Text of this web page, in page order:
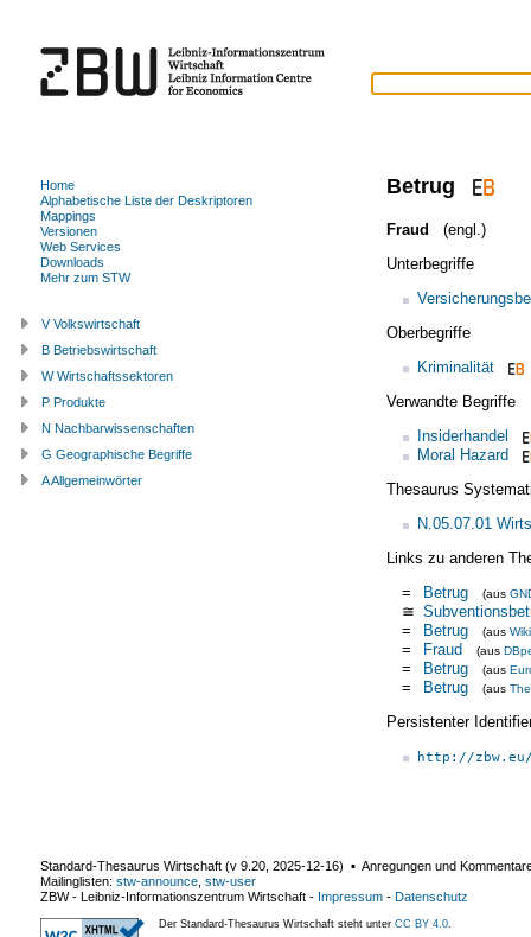
Betrug
Fraud
(engl.)
Unterbegriffe
Oberbegriffe
Kriminalität
Verwandte Begriffe
Insiderhandel
Moral Hazard
Thesaurus
N.05.07.01
Links zu anderen
=
Betrug (aus
≅
=
Betrug (aus
= Fraud (aus
= Betrug (aus
= Betrug (aus
Persistenter
http://
Home
Alphabetische Liste der Deskriptoren
Mappings
Versionen
Web Services
Downloads
Mehr zum STW
V Volkswirtschaft
B Betriebswirtschaft
W Wirtschaftssektoren
P Produkte
N Nachbarwissenschaften
G Geographische Begriffe
A Allgemeinwörter
Standard-Thesaurus Wirtschaft (v 9.20 2025-12-16) ▪ Anregungen und
Mailinglisten: stw-announce stw-user
ZBW - Leibniz-Informationszentrum Wirtschaft - Impressum - Datenschutz
Der Standard-Thesaurus Wirtschaft steht unter CC BY 4.0